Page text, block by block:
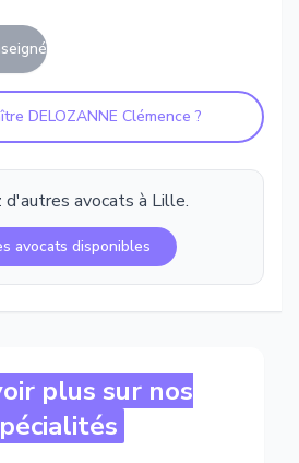
DELOZANNE Clémence ?
d'autres avocats à Lille.
avocats disponibles
plus sur nos